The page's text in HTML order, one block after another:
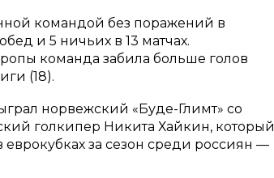
командой без поражений в
и 5 ничьих в 13 матчах.
команда забила больше голов
(18).
норвежский «Буде-Глимт» со
голкипер Никита Хайкин, который
за сезон среди россиян —